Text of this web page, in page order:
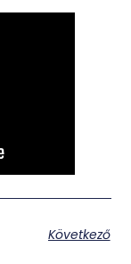
Következő